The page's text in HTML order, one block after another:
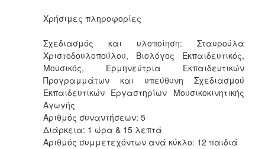
Χρήσιμες πληροφορίες
Σχεδιασμός και υλοποίηση: Σταυρούλα
Χριστοδουλοπούλου, Βιολόγος Εκπαιδευτικός,
Μουσικός, Ερμηνεύτρια Εκπαιδευτικών
Προγραμμάτων και υπεύθυνη Σχεδιασμού
Εκπαιδευτικών Εργαστηρίων Μουσικοκινητικής
Αγωγής
Αριθμός συναντήσεων: 5
Διάρκεια: 1 ώρα & 15 λεπτά
Αριθμός συμμετεχόντων ανά κύκλο: 12 παιδιά